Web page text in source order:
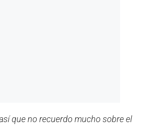
que no recuerdo mucho sobre el